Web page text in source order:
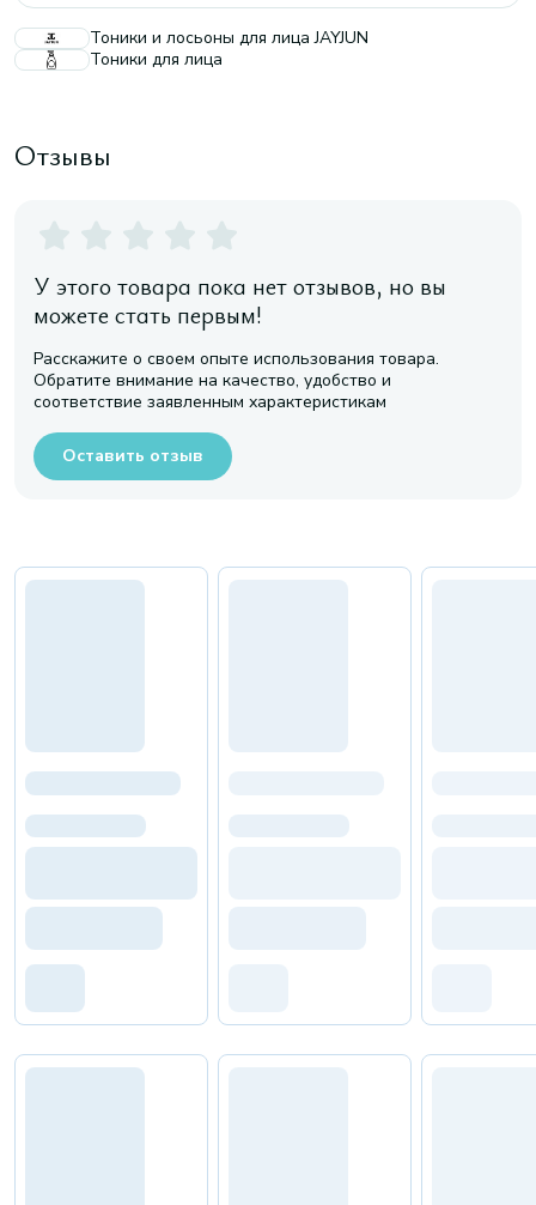
Тоники и лосьоны для лица JAYJUN
Тоники для лица
Отзывы
У этого товара пока нет отзывов, но вы
можете стать первым!
Расскажите о своем опыте использования товара.
Обратите внимание на качество, удобство и
соответствие заявленным характеристикам
Оставить отзыв